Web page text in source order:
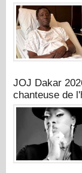
JOJ Dakar
chanteuse de